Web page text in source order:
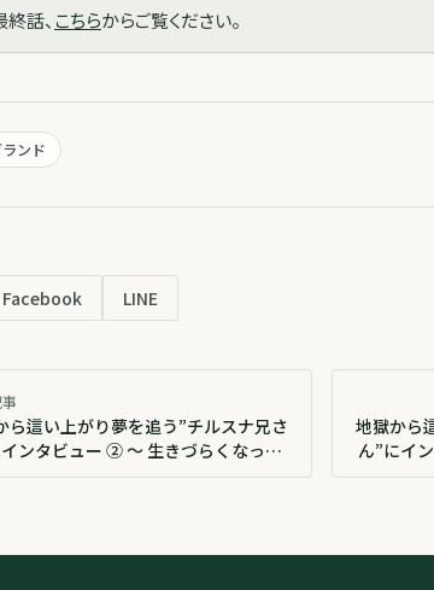
話、 こちらからご覧ください。
ンド
Facebook LINE
ら這い上がり夢を追う”チルスナ兄さ
ンタビュー ② 〜 生きづらくなった
きやすくする 〜
地獄から
ん”にインタ